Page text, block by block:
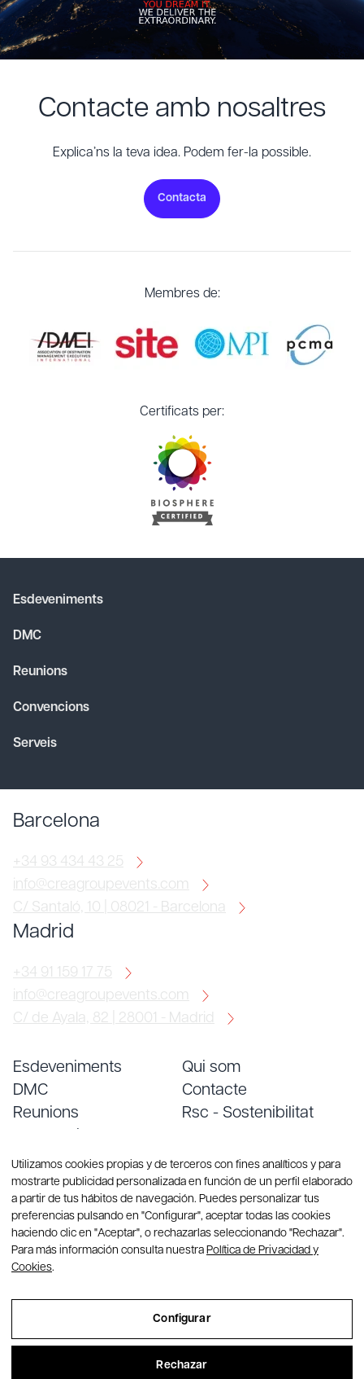
Contacte amb nosaltres
Explica’ns la teva idea. Podem fer-la possible.
Contacta
Membres de:
Certificats per:
Esdeveniments
DMC
Reunions
Convencions
Serveis
Barcelona
+34 93 434 43 25
info@creagroupevents.com
C/ Santaló, 10 | 08021 - Barcelona
Madrid
+34 91 159 17 75
info@creagroupevents.com
C/ de Ayala, 82 | 28001 - Madrid
Esdeveniments
DMC
Reunions
Serveis
Qui som
Contacte
Rsc - Sostenibilitat
Blog
Sitemap
Utilizamos cookies propias y de terceros con fines analíticos y para
mostrarte publicidad personalizada en función de un perfil elaborado
a partir de tus hábitos de navegación. Puedes personalizar tus
preferencias pulsando en "Configurar", aceptar todas las cookies
haciendo clic en "Aceptar", o rechazarlas seleccionando "Rechazar".
Para más información consulta nuestra Política de Privacidad y
Cookies.
Configurar
Rechazar
Aviso Legal